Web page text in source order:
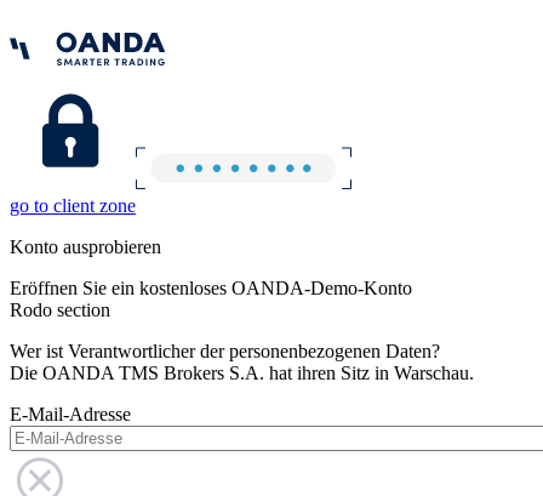
go to client zone
Konto ausprobieren
Eröffnen Sie ein kostenloses OANDA-Demo-Konto
Rodo section
Wer ist Verantwortlicher der personenbezogenen Daten?
Die OANDA TMS Brokers S.A. hat ihren Sitz in Warschau.
E-Mail-Adresse